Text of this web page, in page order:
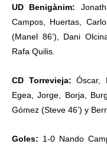
UD Benigànim:
Campos, Huertas,
(Manel 86’), Dani
Rafa Quilis.
CD Torrevieja:Óscar,
Egea, Jorge, Borja,
Gómez (Steve 46’) y
Goles: 1-0 Nando